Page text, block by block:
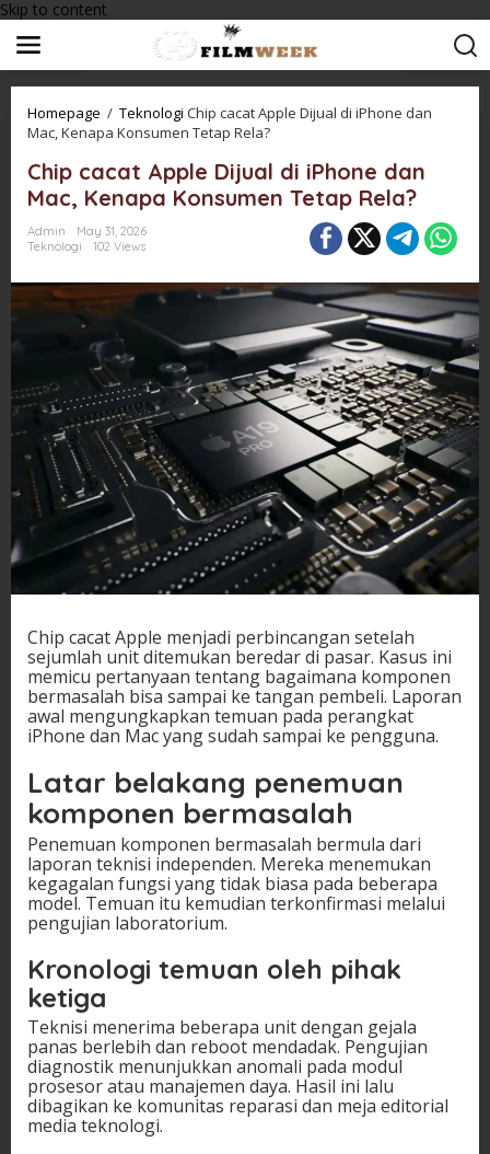
Skip to content
Homepage / Teknologi Chip cacat Apple Dijual di iPhone dan
Mac, Kenapa Konsumen Tetap Rela?
Chip cacat Apple Dijual di iPhone dan
Mac, Kenapa Konsumen Tetap Rela?
Admin
May 31, 2026
Teknologi
102 Views
Chip cacat Apple menjadi perbincangan setelah
sejumlah unit ditemukan beredar di pasar. Kasus ini
memicu pertanyaan tentang bagaimana komponen
bermasalah bisa sampai ke tangan pembeli. Laporan
awal mengungkapkan temuan pada perangkat
iPhone dan Mac yang sudah sampai ke pengguna.
Latar belakang penemuan
komponen bermasalah
Penemuan komponen bermasalah bermula dari
laporan teknisi independen. Mereka menemukan
kegagalan fungsi yang tidak biasa pada beberapa
model. Temuan itu kemudian terkonfirmasi melalui
pengujian laboratorium.
Kronologi temuan oleh pihak
ketiga
Teknisi menerima beberapa unit dengan gejala
panas berlebih dan reboot mendadak. Pengujian
diagnostik menunjukkan anomali pada modul
prosesor atau manajemen daya. Hasil ini lalu
dibagikan ke komunitas reparasi dan meja editorial
media teknologi.